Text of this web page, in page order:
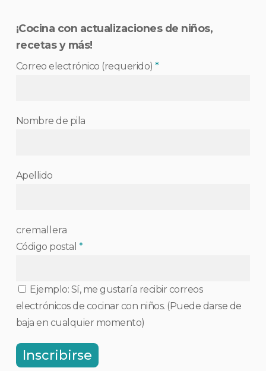
¡Cocina con actualizaciones de niños,
recetas y más!
Correo electrónico (requerido)*
Nombre de pila
Apellido
cremallera
Código postal *
Ejemplo: Sí, me gustaría recibir correos
electrónicos de cocinar con niños. (Puede darse de
baja en cualquier momento)